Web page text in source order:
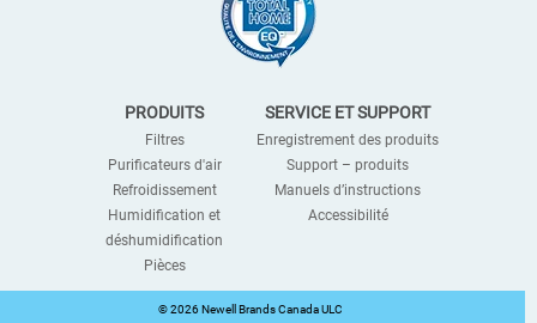
PRODUITS
Filtres
Purificateurs d'air
Refroidissement
Humidification et
déshumidification
Pièces
SERVICE ET SUPPORT
Enregistrement des produits
Support – produits
Manuels d’instructions
Accessibilité
©2026 Newell Brands Canada ULC